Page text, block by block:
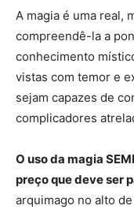
A magia é uma real,
compreendê-la a
conhecimento
vistas com temor e
sejam capazes de
complicadores
O uso da magia
preço que deve ser
arquimago no alto